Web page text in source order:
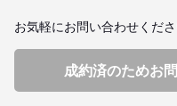
お気軽にお問い合わせくだ
成約済のためお